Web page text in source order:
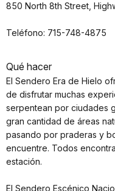
850 North 8th Street,
Teléfono: 715-748-4875
Qué hacer
El Sendero Era de Hielo
de disfrutar muchas
serpentean por ciudades
gran cantidad de áreas
pasando por praderas y
encuentre. Todos
estación.
El Sendero Escénico